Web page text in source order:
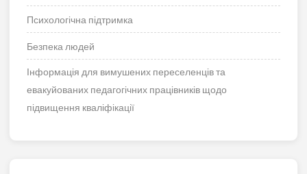
Психологічна підтримка
Безпека людей
Інформація для вимушених переселенців та
евакуйованих педагогічних працівників щодо
підвищення кваліфікації